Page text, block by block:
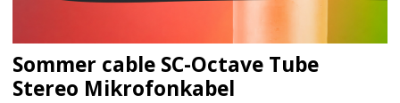
Sommer cable SC-Octave Tube
Stereo Mikrofonkabel